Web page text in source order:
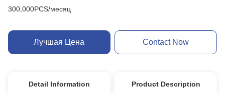
300,000PCS/месяц
Лучшая Цена Contact Now
Detail Information Product Description